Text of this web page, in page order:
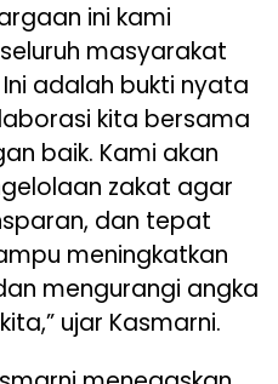
ini kami
masyarakat
adalah bukti nyata
kita bersama
baik. Kami akan
zakat agar
dan tepat
meningkatkan
mengurangi angka
ujar Kasmarni.